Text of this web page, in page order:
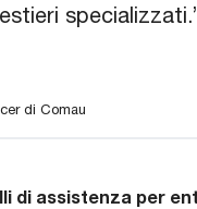
di Comau
di assistenza per